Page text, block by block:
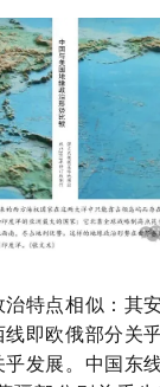
特点相似：其
即欧俄部分关
发展。中国东